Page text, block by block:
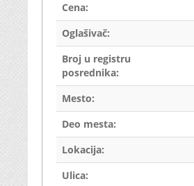
Cena:
Oglašivač:
Broj u registru
posrednika:
Mesto:
Deo mesta:
Lokacija:
Ulica: